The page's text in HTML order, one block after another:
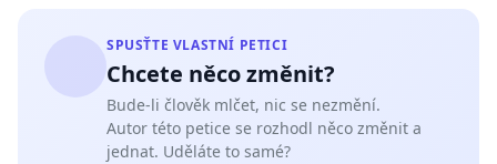
SPUSŤTE VLASTNÍ PETICI
Chcete něco změnit?
Bude-li člověk mlčet, nic se nezmění.
Autor této petice se rozhodl něco změnit a
jednat. Uděláte to samé?